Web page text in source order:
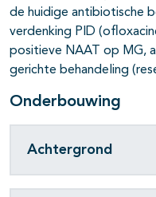
de huidige antibiotische
verdenking PID
positieve NAAT op MG,
gerichte behandeling
Onderbouwing
Achtergrond